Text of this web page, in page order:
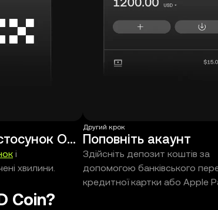
Завантажте застосунок OKX
і
хвилини.
Другий крок
Поповніть акаунт
Здійсніть депозит коштів за
допомогою банківського
кредитної картки або Apple
Coin?